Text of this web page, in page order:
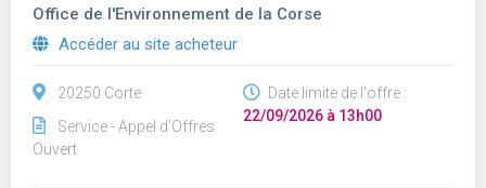
Office de l'Environnement de la Corse
Accéder au site acheteur
20250 Corte
Service - Appel d'Offres
Ouvert
Date limite de l'offre :
22/09/2026 à 13h00